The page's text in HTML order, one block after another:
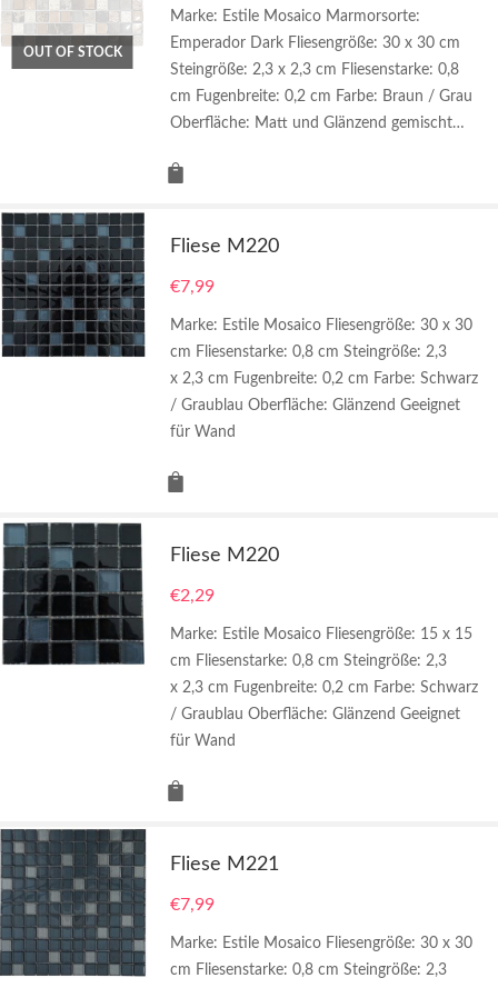
OUT OF STOCK
Marke: Estile Mosaico Marmorsorte:
Emperador Dark Fliesengröße: 30 x 30 cm
Steingröße: 2,3 x 2,3 cm Fliesenstarke: 0,8
cm Fugenbreite: 0,2 cm Farbe: Braun / Grau
Oberfläche: Matt und Glänzend gemischt…
Fliese M220
€7,99
Marke: Estile Mosaico Fliesengröße: 30 x 30
cm Fliesenstarke: 0,8 cm Steingröße: 2,3
x 2,3 cm Fugenbreite: 0,2 cm Farbe: Schwarz
/ Graublau Oberfläche: Glänzend Geeignet
für Wand
Fliese M220
€2,29
Marke: Estile Mosaico Fliesengröße: 15 x 15
cm Fliesenstarke: 0,8 cm Steingröße: 2,3
x 2,3 cm Fugenbreite: 0,2 cm Farbe: Schwarz
/ Graublau Oberfläche: Glänzend Geeignet
für Wand
Fliese M221
€7,99
Marke: Estile Mosaico Fliesengröße: 30 x 30
cm Fliesenstarke: 0,8 cm Steingröße: 2,3